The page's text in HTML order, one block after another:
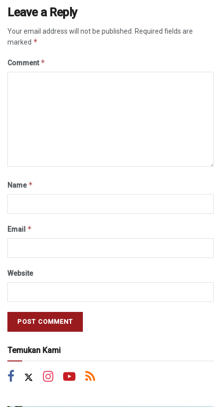
Leave a Reply
Your email address will not be published.
Required fields are
marked *
Comment*
Name*
Email *
Website
Temukan Kami